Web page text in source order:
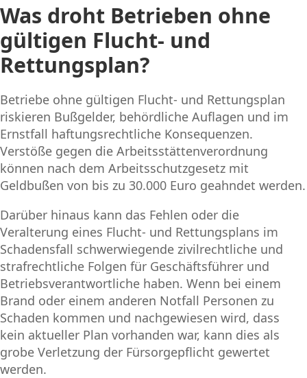
Was droht Betrieben ohne
gültigen Flucht- und
Rettungsplan?
Betriebe ohne gültigen Flucht- und Rettungsplan
riskieren Bußgelder, behördliche Auflagen und im
Ernstfall haftungsrechtliche Konsequenzen.
Verstöße gegen die Arbeitsstättenverordnung
können nach dem Arbeitsschutzgesetz mit
Geldbußen von bis zu 30.000 Euro geahndet werden.
Darüber hinaus kann das Fehlen oder die
Veralterung eines Flucht- und Rettungsplans im
Schadensfall schwerwiegende zivilrechtliche und
strafrechtliche Folgen für Geschäftsführer und
Betriebsverantwortliche haben. Wenn bei einem
Brand oder einem anderen Notfall Personen zu
Schaden kommen und nachgewiesen wird, dass
kein aktueller Plan vorhanden war, kann dies als
grobe Verletzung der Fürsorgepflicht gewertet
werden.